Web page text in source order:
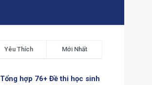
Yêu Thích Mới Nhất
Tổng hợp 76+ Đề thi học sinh